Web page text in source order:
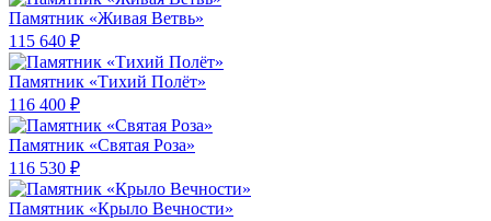
Памятник «Живая Ветвь»
115 640 ₽
Памятник «Тихий Полёт»
116 400 ₽
Памятник «Святая Роза»
116 530 ₽
Памятник «Крыло Вечности»